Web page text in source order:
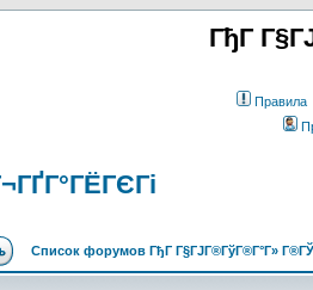
ГђГ
Правила
Список форумов ГђГ Г§ГЈГ®ГўГ®Г°Г»